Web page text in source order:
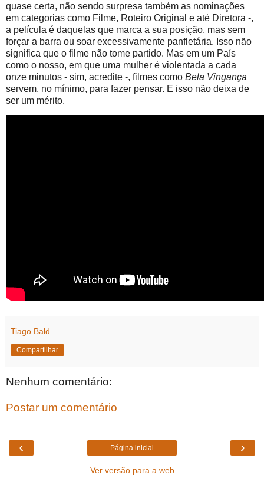
quase certa, não sendo surpresa também as nominações
em categorias como Filme, Roteiro Original e até Diretora -,
a película é daquelas que marca a sua posição, mas sem
forçar a barra ou soar excessivamente panfletária. Isso não
significa que o filme não tome partido. Mas em um País
como o nosso, em que uma mulher é violentada a cada
onze minutos - sim, acredite -, filmes como Bela Vingança
servem, no mínimo, para fazer pensar. E isso não deixa de
ser um mérito.
Tiago Bald
Compartilhar
Nenhum comentário:
Postar um comentário
‹ ›
Página inicial
Ver versão para a web